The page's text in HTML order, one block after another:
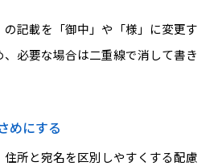
記載を「御中」や「様」に変更す
必要な場合は二重線で消して書き
めにする
所と宛名を区別しやすくする配慮